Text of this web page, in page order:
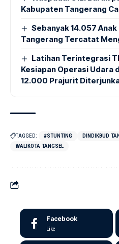
Kabupaten Tangerang
Sebanyak 14.057
Tangerang Tercatat
Latihan Terintegrasi
Kesiapan Operasi Udara
12.000 Prajurit
TAGGED: #STUNTING DINDIKBUD
WALIKOTA TANGSEL
Facebook
Like